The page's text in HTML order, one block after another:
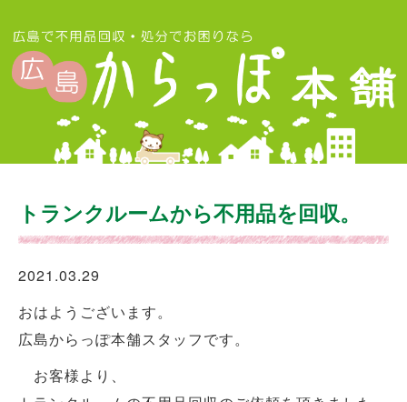
トランクルームから不用品を回収。
2021.03.29
おはようございます。
広島からっぽ本舗スタッフです。
お客様より、